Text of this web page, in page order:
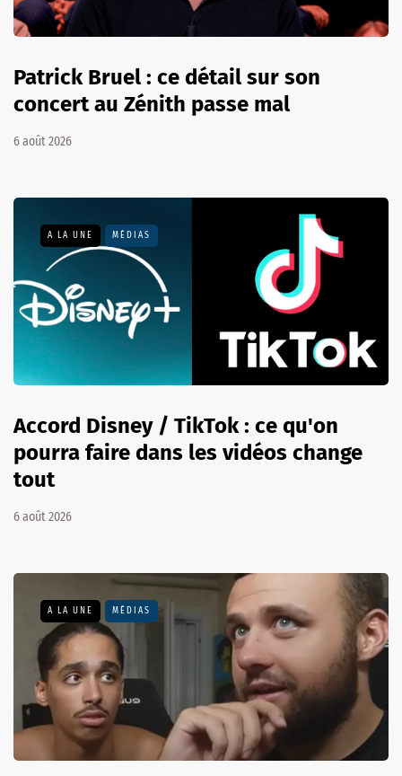
Patrick Bruel : ce détail sur son
concert au Zénith passe mal
6 août 2026
A LA UNE MÉDIAS
Accord Disney / TikTok : ce qu'on
pourra faire dans les vidéos change
tout
6 août 2026
A LA UNE MÉDIAS